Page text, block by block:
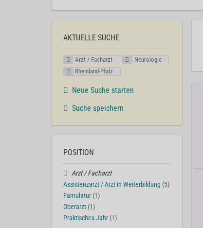
AKTUELLE SUCHE
Arzt / Facharzt
Neurologie
Rheinland-Pfalz
Neue Suche starten
Suche speichern
POSITION
Arzt / Facharzt
Assistenzarzt / Arzt in Weiterbildung (5)
Famulatur (1)
Oberarzt (1)
Praktisches Jahr (1)